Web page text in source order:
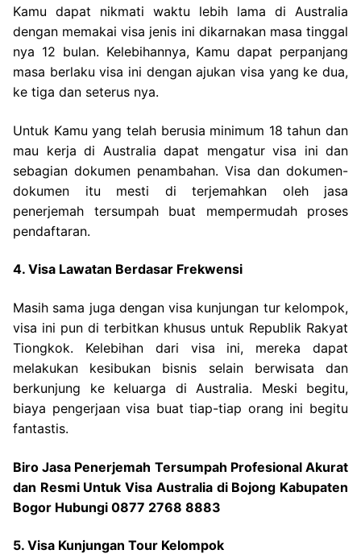
Kamu dapat nikmati waktu lebih lama di Australia
dengan memakai visa jenis ini dikarnakan masa tinggal
nya 12 bulan. Kelebihannya, Kamu dapat perpanjang
masa berlaku visa ini dengan ajukan visa yang ke dua,
ke tiga dan seterus nya.
Untuk Kamu yang telah berusia minimum 18 tahun dan
mau kerja di Australia dapat mengatur visa ini dan
sebagian dokumen penambahan. Visa dan dokumen-
dokumen itu mesti di terjemahkan oleh jasa
penerjemah tersumpah buat mempermudah proses
pendaftaran.
4. Visa Lawatan Berdasar Frekwensi
Masih sama juga dengan visa kunjungan tur kelompok,
visa ini pun di terbitkan khusus untuk Republik Rakyat
Tiongkok. Kelebihan dari visa ini, mereka dapat
melakukan kesibukan bisnis selain berwisata dan
berkunjung ke keluarga di Australia. Meski begitu,
biaya pengerjaan visa buat tiap-tiap orang ini begitu
fantastis.
Biro Jasa Penerjemah Tersumpah Profesional Akurat
dan Resmi Untuk Visa Australia di Bojong Kabupaten
Bogor Hubungi 0877 2768 8883
5. Visa Kunjungan Tour Kelompok